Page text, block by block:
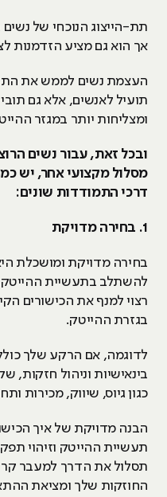
תת-הייצוג הנוכחי של
אך הוא גם מציע הזדמנות
העצמת נשים לממש את
תועיל לאנשים, אלא גם
ומצליחות יותר במגזר
ובכל זאת, עבור נשים
מסלול מקצועי אחר, יש
דרכי התמודדות שונים:
1. בחירה מדויקת
בחירה מדויקת ומושכלת
להשתלב בתעשיית ההייטק.
רצוי למנף את הכישורים
בגזרת ההייטק.
לדוגמה, אם הרקע שלך
בינאישיות וניהול חזקות,
כגון גיוס, שיווק, מכירות
הבנה מדויקת של איך
תעשיית ההייטק וזיהוי
תסלול את הדרך למעבר
החוזקות שלך ומציאת